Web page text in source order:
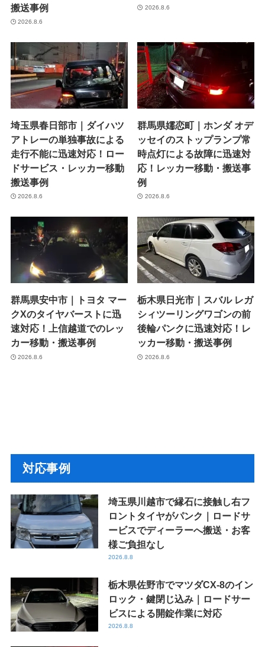
搬送事例
2026.8.6
2026.8.6
埼玉県春日部市｜ダイハツ
アトレーの単独事故による
走行不能に迅速対応！ロー
ドサービス・レッカー移動
搬送事例
2026.8.6
群馬県嬬恋町｜ホンダ オデ
ッセイのストップランプ常
時点灯による故障に迅速対
応！レッカー移動・搬送事
例
2026.8.6
群馬県安中市｜トヨタ マー
クXのタイヤバーストに迅
速対応！上信越道でのレッ
カー移動・搬送事例
2026.8.6
栃木県日光市｜スバル レガ
シィツーリングワゴンの前
後輪パンクに迅速対応！レ
ッカー移動・搬送事例
2026.8.6
対応事例
埼玉県川越市で縁石に接触し右フ
ロントタイヤがパンク｜ロードサ
ービスでディーラーへ搬送・お客
様ご負担なし
2026.8.8
栃木県佐野市でマツダCX-8のイン
ロック・鍵閉じ込み｜ロードサー
ビスによる開錠作業に対応
2026.8.8